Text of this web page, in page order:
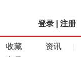
登录 注册
收藏
资讯